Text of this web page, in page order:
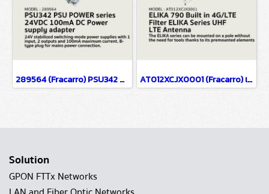
289564 (Fracarro) PSU342 PSU POWER series 24VDC 100mA DC Power supply adapter AT012XCJX0001 (Fracarro) เสาอากาศทีวีดิจิตอล รุ่น ELIKA 790 มีตัวกรอง LTE 4G ภายในตัวเสาอากาศ
Solution
GPON FTTx Networks